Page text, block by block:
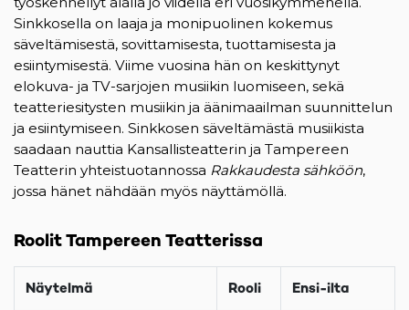
Sinkkosella on laaja ja monipuolinen kokemus
säveltämisestä, sovittamisesta, tuottamisesta ja
esiintymisestä. Viime vuosina hän on keskittynyt
elokuva- ja TV-sarjojen musiikin luomiseen, sekä
teatteriesitysten musiikin ja äänimaailman suunnittelun
ja esiintymiseen. Sinkkosen säveltämästä musiikista
saadaan nauttia Kansallisteatterin ja Tampereen
Teatterin yhteistuotannossa Rakkaudesta sähköön,
jossa hänet nähdään myös näyttämöllä.
Roolit Tampereen Teatterissa
Näytelmä Rooli Ensi-ilta